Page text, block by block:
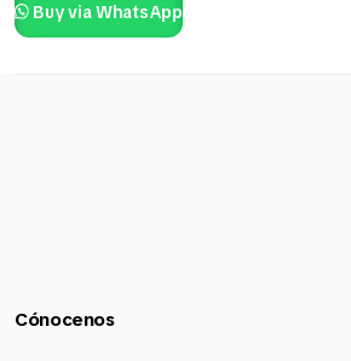
Buy via WhatsApp
Cónocenos